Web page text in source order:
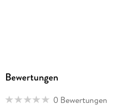
Bewertungen
0 Bewertungen